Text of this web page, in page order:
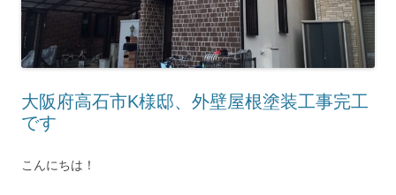
大阪府高石市K様邸、外壁屋根塗装工事完工
です
こんにちは！